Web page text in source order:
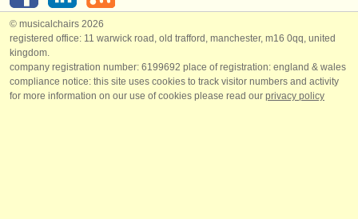
© musicalchairs 2026
registered office: 11 warwick road, old trafford, manchester, m16 0qq, united
kingdom.
company registration number: ​6199692 place of registration: england & wales
compliance notice: ​this site uses cookies to track visitor numbers and activity
for more information on our use of cookies please read our privacy policy